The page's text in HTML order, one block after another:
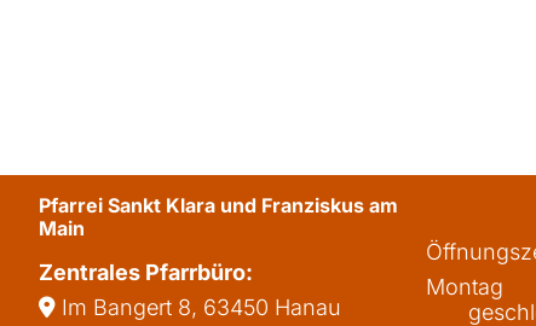
Pfarrei Sankt Klara und Franziskus am
Main
Zentrales Pfarrbüro:
 Im Bangert 8, 63450 Hanau
Montag